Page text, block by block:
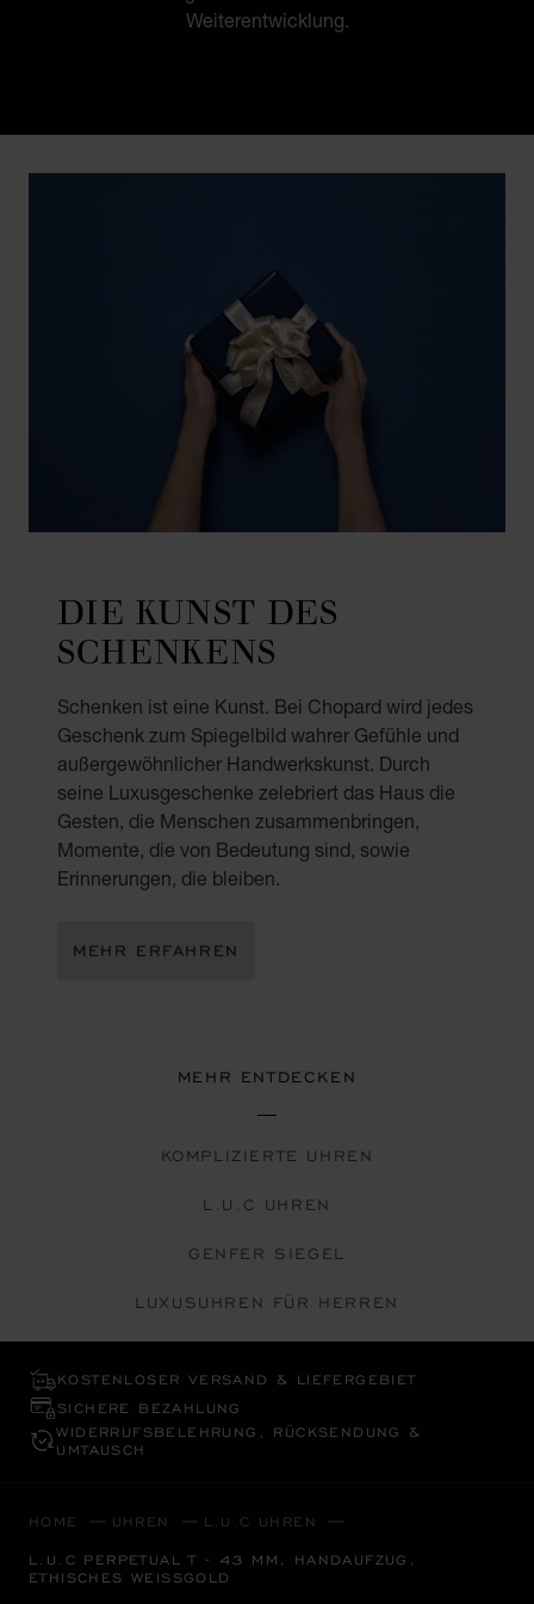
Weiterentwicklung.
DIE KUNST DES
SCHENKENS
Schenken ist eine Kunst. Bei Chopard wird jedes
Geschenk zum Spiegelbild wahrer Gefühle und
außergewöhnlicher Handwerkskunst. Durch
seine Luxusgeschenke zelebriert das Haus die
Gesten, die Menschen zusammenbringen,
Momente, die von Bedeutung sind, sowie
Erinnerungen, die bleiben.
MEHR ERFAHREN
MEHR ENTDECKEN
KOMPLIZIERTE UHREN
L.U.C UHREN
GENFER SIEGEL
LUXUSUHREN FÜR HERREN
KOSTENLOSER VERSAND & LIEFERGEBIET
SICHERE BEZAHLUNG
WIDERRUFS­BELEHRUNG, RÜCKSENDUNG &
UMTAUSCH
HOME UHREN L.U.C UHREN
L.U.C PERPETUAL T - 43 MM, HANDAUFZUG,
ETHISCHES WEISSGOLD